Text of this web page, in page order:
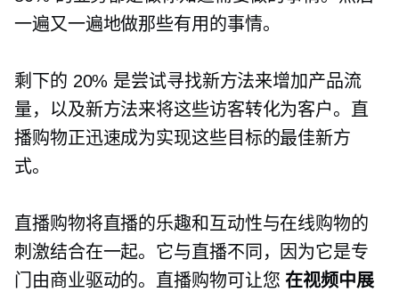
一遍又一遍地做那些有用的事情。
剩下的 20% 是尝试寻找新方法来增加产品流
量，以及新方法来将这些访客转化为客户。直
播购物正迅速成为实现这些目标的最佳新方
式。
直播购物将直播的乐趣和互动性与在线购物的
刺激结合在一起。它与直播不同，因为它是专
门由商业驱动的。直播购物可让您在视频中展